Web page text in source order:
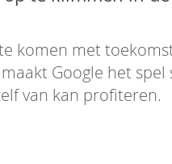
komen met
Google het spel
van kan profiteren.